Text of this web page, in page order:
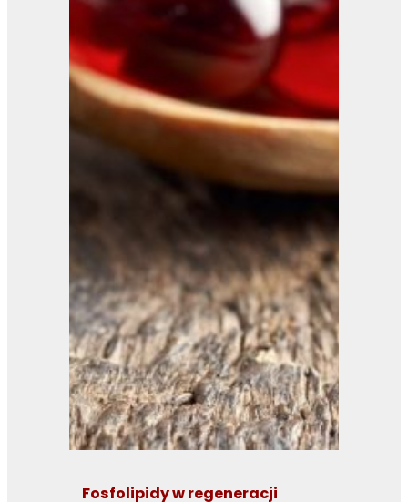
Fosfolipidy w regeneracji